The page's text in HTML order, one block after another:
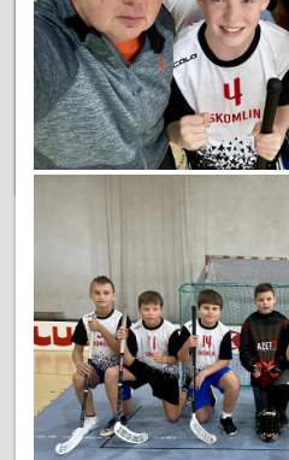
21 października odbył się
Recytatorski w Białej, który
uczniów z kilku gmin naszego
zaprezentowali swoje
nie tylko piękną dykcją i
również ogromnym
SUKCESY
NASZYCH
MIĘDZYGMINNYM
RECYTATORSKIM
BIAŁEJ:
CZYTAJ WIĘCEJ